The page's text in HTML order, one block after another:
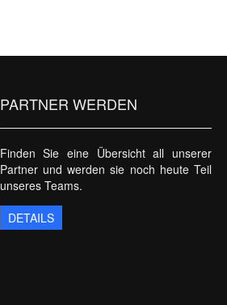
PARTNER WERDEN
Finden Sie eine Übersicht all unserer
Partner und werden sie noch heute Teil
unseres Teams.
DETAILS